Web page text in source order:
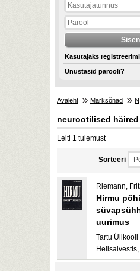
Kasutajaks
Unustasid parooli?
Avaleht Märksõnad N
neurootilised häired
Leiti 1 tulemust
Sorteeri
Riemann,
Hirmu
uurimus
Tartu